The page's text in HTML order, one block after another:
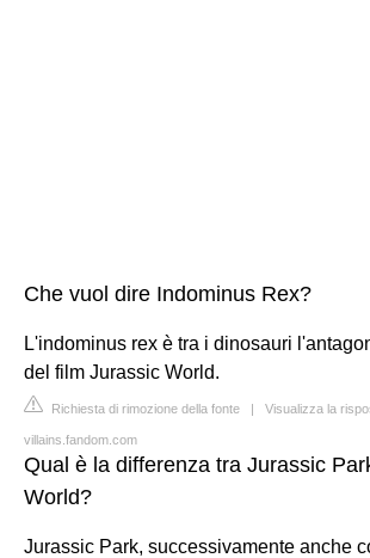
Che vuol dire Indominus Rex?
L'indominus rex è tra i dinosauri
del film Jurassic World.
Richiesta di rimozione della fonte | Visualizza la
villains.fandom.com
Qual è la differenza tra Jurassic
World?
Jurassic Park, successivamente anche